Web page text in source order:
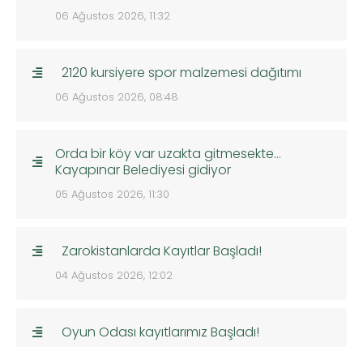
06 Ağustos 2026, 11:32
2120 kursiyere spor malzemesi dağıtımı
06 Ağustos 2026, 08:48
Orda bir köy var uzakta gitmesekte…
Kayapınar Belediyesi gidiyor
05 Ağustos 2026, 11:30
Zarokistanlarda Kayıtlar Başladı!
04 Ağustos 2026, 12:02
Oyun Odası kayıtlarımız Başladı!